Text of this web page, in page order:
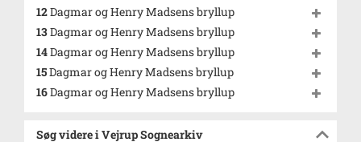
12Dagmar og Henry Madsens bryllup
13Dagmar og Henry Madsens bryllup
14Dagmar og Henry Madsens bryllup
15Dagmar og Henry Madsens bryllup
16Dagmar og Henry Madsens bryllup
Søg videre i Vejrup Sognearkiv